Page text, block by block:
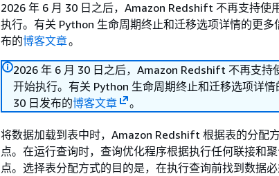
2026 年 6 月 30 日之后，Amazon Redshift 不再支持使
执行。有关 Python 生命周期终止和迁移选项详情的更
布的博客文章。
2026 年 6 月 30 日之后，Amazon Redshift 不再支持
开始执行。有关 Python 生命周期终止和迁移选项详
30 日发布的博客文章 。
将数据加载到表中时，Amazon Redshift 根据表的分配
点。在运行查询时，查询优化程序根据执行任何联接和
点。选择表分配方式的目的是，在执行查询前找到数据